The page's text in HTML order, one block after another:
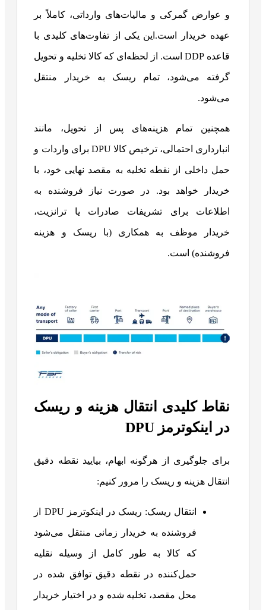
و عوارض گمرکی و مالیات‌های وارداتی، کاملاً بر
عهده خریدار است.این یکی از تفاوت‌های کلیدی با
قاعده DDP است. از لحظه‌ای که کالا تخلیه و تحویل
گرفته می‌شود، تمام ریسک به خریدار منتقل
می‌شود.
همچنین تمام هزینه‌های پس از تحویل، مانند
انبارداری احتمالی، ترخیص کالا DPU برای واردات و
حمل داخلی از نقطه تخلیه به مقصد نهایی خود، با
خریدار خواهد بود. در صورت نیاز فروشنده به
اطلاعات برای تشریفات صادرات یا ترانزیت،
خریدار موظف به همکاری (با ریسک و هزینه
فروشنده) است.
نقاط کلیدی انتقال هزینه و ریسک
در اینکوترمز DPU
برای جلوگیری از هرگونه ابهام، بیایید نقطه دقیق
انتقال هزینه و ریسک را مرور کنیم:
انتقال ریسک: ریسک در اینکوترمز DPU از
فروشنده به خریدار زمانی منتقل می‌شود
که کالا به طور کامل از وسیله نقلیه
حمل‌کننده در نقطه دقیق توافق شده در
محل مقصد، تخلیه شده و در اختیار خریدار